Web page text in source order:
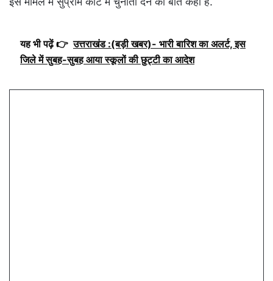
यह भी पढ़ें 👉 उत्तराखंड :(बड़ी खबर)- भारी बारिश का अलर्ट, इस
जिले में सुबह-सुबह आया स्कूलों की छुट्टी का आदेश